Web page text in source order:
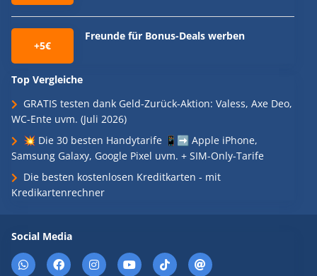
+5€
Freunde für Bonus-Deals werben
Top Vergleiche
GRATIS testen dank Geld-Zurück-Aktion: Valess, Axe Deo,
WC-Ente uvm. (Juli 2026)
💥 Die 30 besten Handytarife 📱➡️ Apple iPhone,
Samsung Galaxy, Google Pixel uvm. + SIM-Only-Tarife
Die besten kostenlosen Kreditkarten - mit
Kredikartenrechner
Social Media